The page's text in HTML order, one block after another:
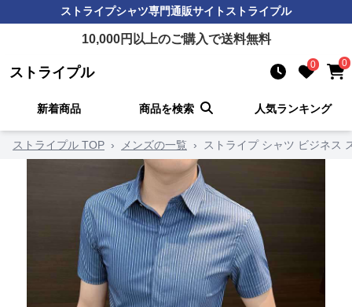
ストライプシャツ専門通販サイト ストライプル
10,000円以上のご購入で送料無料
ストライプル 0 0
新着商品 商品を検索 人気ランキング
ストライプル TOP › メンズの一覧 › ストライプ シャツ ビジネス